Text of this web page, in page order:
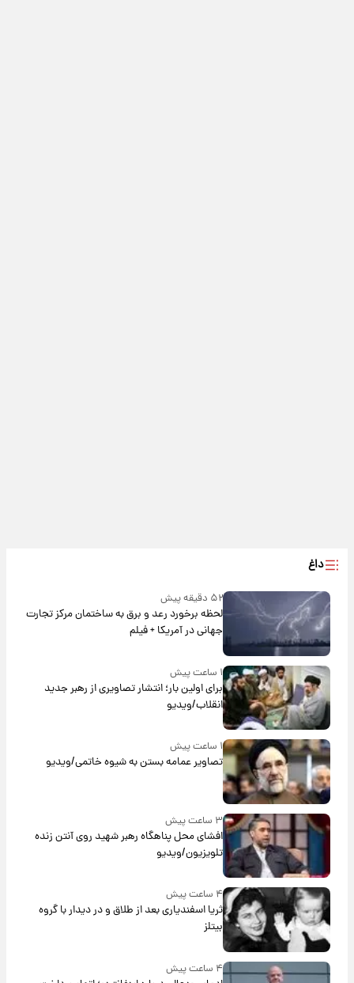
داغ
۵۲ دقیقه پیش
لحظه برخورد رعد و برق به ساختمان مرکز تجارت
جهانی در آمریکا + فیلم
۱ ساعت پیش
برای اولین بار؛ انتشار تصاویری از رهبر جدید
انقلاب/ویدیو
۱ ساعت پیش
تصاویر عمامه بستن به شیوه خاتمی/ویدیو
۳ ساعت پیش
افشای محل پناهگاه‌ رهبر شهید روی آنتن زنده
تلویزیون/ویدیو
۴ ساعت پیش
ثریا اسفندیاری بعد از طلاق و در دیدار با گروه
بیتلز
۴ ساعت پیش